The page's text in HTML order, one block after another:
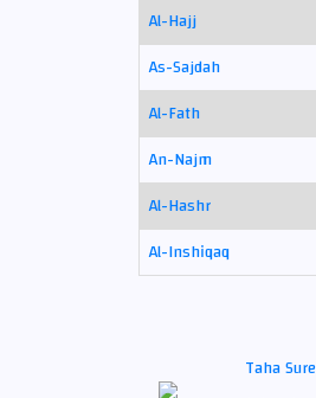
Al-Hajj
As-Sajdah
Al-Fath
An-Najm
Al-Hashr
Al-Inshiqaq
Taha